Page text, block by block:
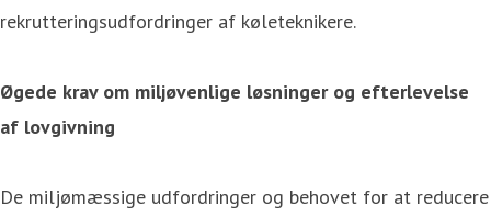
rekrutteringsudfordringer af køleteknikere.
Øgede krav om miljøvenlige løsninger og efterlevelse
af lovgivning
De miljømæssige udfordringer og behovet for at reducere